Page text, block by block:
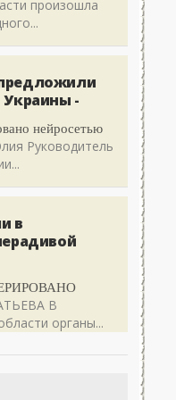
произошла
-
нейросетью
Руководитель
в
В
органы...